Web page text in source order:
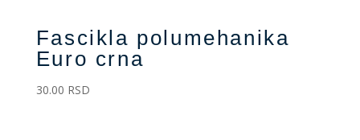
Fascikla polumehanika
Euro crna
30.00 RSD